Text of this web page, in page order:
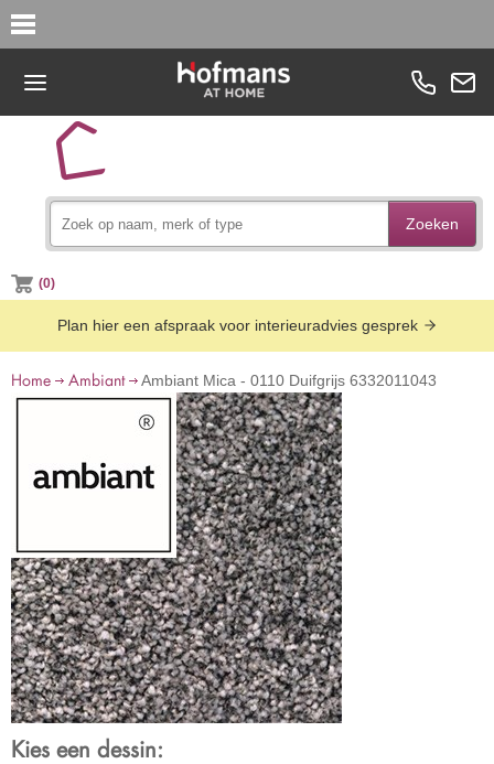
Zoeken
(0)
Plan hier een afspraak voor interieuradvies gesprek
Home Ambiant Ambiant Mica - 0110 Duifgrijs 6332011043
Kies een dessin: